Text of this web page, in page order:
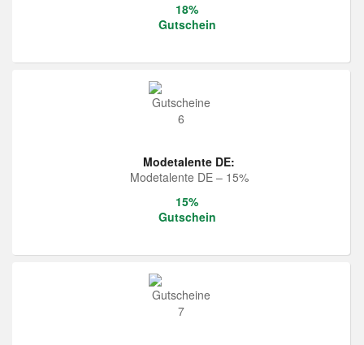
18%
Gutschein
Modetalente DE:
Modetalente DE – 15%
15%
Gutschein